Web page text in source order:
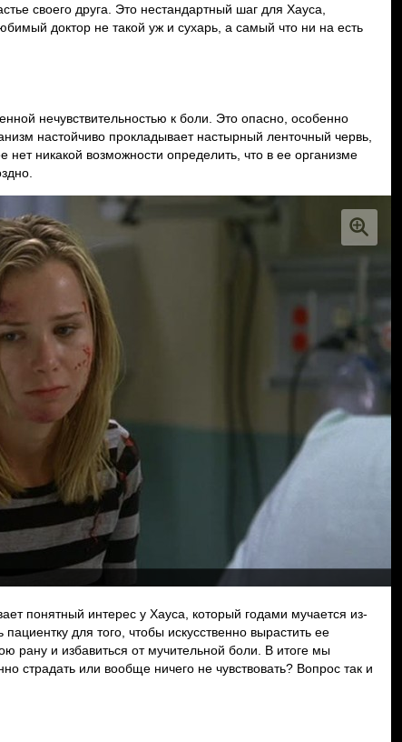
своего друга. Это нестандартный шаг для Хауса,
доктор не такой уж и сухарь, а самый что ни на есть
нечувствительностью к боли. Это опасно, особенно
настойчиво прокладывает настырный ленточный червь,
нет никакой возможности определить, что в ее организме
понятный интерес у Хауса, который годами мучается из-
для того, чтобы искусственно вырастить ее
рану и избавиться от мучительной боли. В итоге мы
страдать или вообще ничего не чувствовать? Вопрос так и